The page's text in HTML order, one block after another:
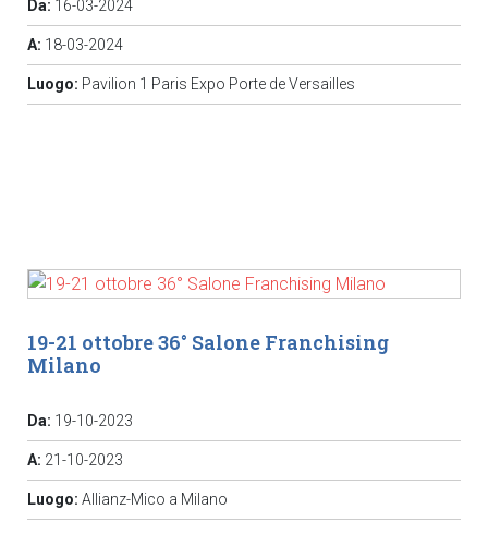
Da: 16-03-2024
A: 18-03-2024
Luogo: Pavilion 1 Paris Expo Porte de Versailles
19-21 ottobre 36° Salone Franchising
Milano
Da: 19-10-2023
A: 21-10-2023
Luogo: Allianz-Mico a Milano